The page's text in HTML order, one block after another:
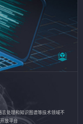
处理和知识图谱等技术领域不
放平台